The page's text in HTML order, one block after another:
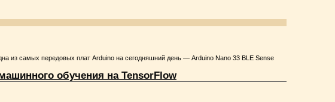
из самых передовых плат Arduino на сегодняшний день — Arduino Nano 33 BLE Sense
обучения на TensorFlow